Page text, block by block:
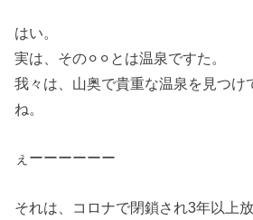
はい。
実は、その⚪︎⚪︎とは温泉ですた。
我々は、山奥で貴重な温泉を見つけ
ね。
ぇーーーーーー
それは、コロナで閉鎖され3年以上